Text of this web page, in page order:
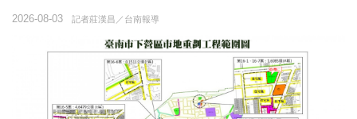
記者莊漢昌／台南報導
2026-08-03